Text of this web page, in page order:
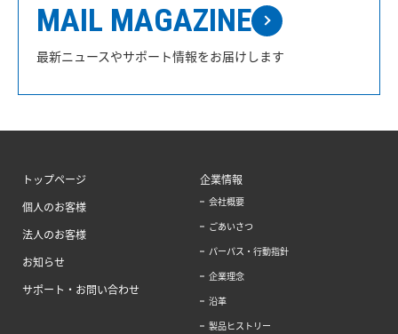
MAIL MAGAZINE
最新ニュースやサポート情報をお届けします
トップページ
個人のお客様
法人のお客様
お知らせ
サポート・お問い合わせ
企業情報
会社概要
ごあいさつ
パーパス・行動指針
企業理念
沿革
製品ヒストリー